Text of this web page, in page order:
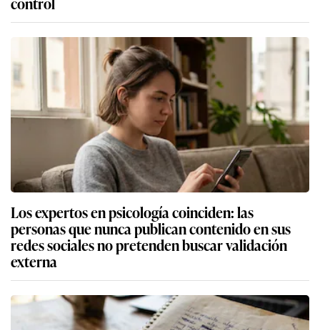
Los expertos en psicología coinciden: las
personas que nunca publican contenido en sus
redes sociales no pretenden buscar validación
externa